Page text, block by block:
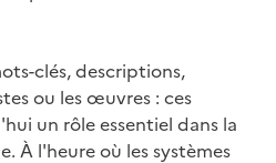
clés, descriptions,
ou les œuvres : ces
un rôle essentiel dans la
À l'heure où les systèmes